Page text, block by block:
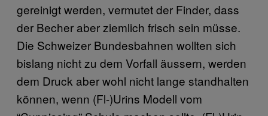
gereinigt werden, vermutet der Finder, dass
der Becher aber ziemlich frisch sein müsse.
Die Schweizer Bundesbahnen wollten sich
bislang nicht zu dem Vorfall äussern, werden
dem Druck aber wohl nicht lange standhalten
können, wenn (Fl-)Urins Modell vom